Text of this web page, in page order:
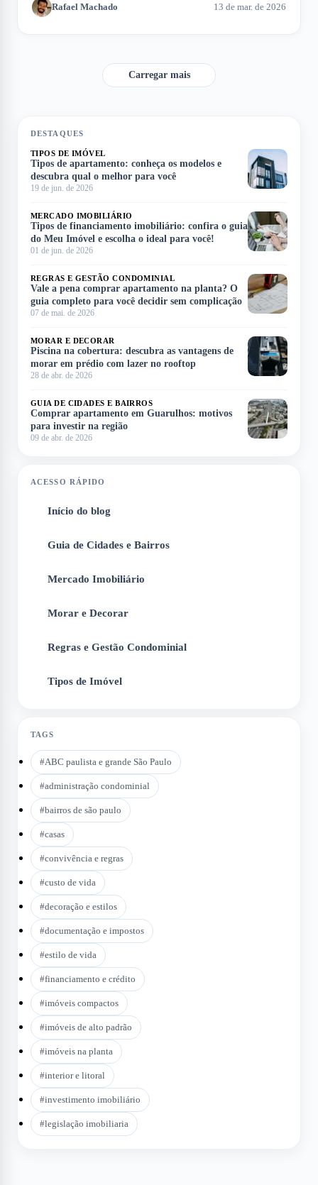
do processo de aquisição. Neste artigo, exploramos como
Rafael Machado 13 de mar. de 2026
Carregar mais
DESTAQUES
TIPOS DE IMÓVEL
Tipos de apartamento: conheça os modelos e
descubra qual o melhor para você
19 de jun. de 2026
MERCADO IMOBILIÁRIO
Tipos de financiamento imobiliário: confira o guia
do Meu Imóvel e escolha o ideal para você!
01 de jun. de 2026
REGRAS E GESTÃO CONDOMINIAL
Vale a pena comprar apartamento na planta? O
guia completo para você decidir sem complicação
07 de mai. de 2026
MORAR E DECORAR
Piscina na cobertura: descubra as vantagens de
morar em prédio com lazer no rooftop
28 de abr. de 2026
GUIA DE CIDADES E BAIRROS
Comprar apartamento em Guarulhos: motivos
para investir na região
09 de abr. de 2026
ACESSO RÁPIDO
Início do blog
Guia de Cidades e Bairros
Mercado Imobiliário
Morar e Decorar
Regras e Gestão Condominial
Tipos de Imóvel
TAGS
#ABC paulista e grande São Paulo
#administração condominial
#bairros de são paulo
#casas
#convivência e regras
#custo de vida
#decoração e estilos
#documentação e impostos
#estilo de vida
#financiamento e crédito
#imóveis compactos
#imóveis de alto padrão
#imóveis na planta
#interior e litoral
#investimento imobiliário
#legislação imobiliaria